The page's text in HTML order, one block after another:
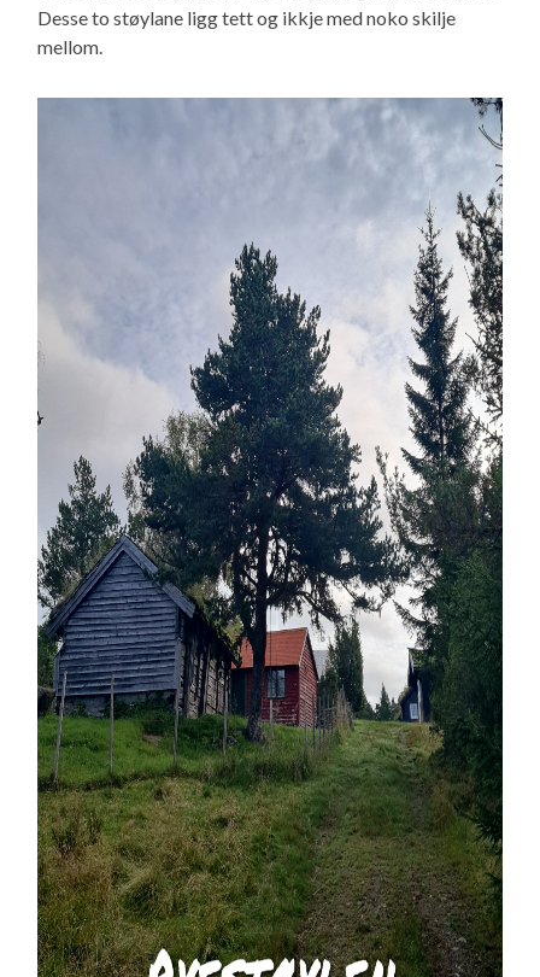
Desse to støylane ligg tett og ikkje med noko skilje
mellom.